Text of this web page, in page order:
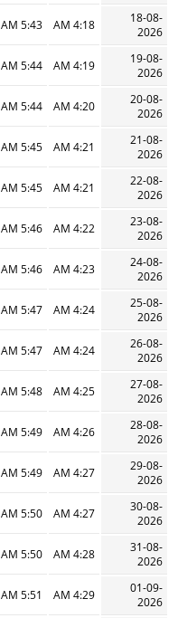
18-08-
2026
4:18 AM
5:43 AM
19-08-
2026
4:19 AM
5:44 AM
20-08-
2026
4:20 AM
5:44 AM
21-08-
2026
4:21 AM
5:45 AM
22-08-
2026
4:21 AM
5:45 AM
23-08-
2026
4:22 AM
5:46 AM
24-08-
2026
4:23 AM
5:46 AM
25-08-
2026
4:24 AM
5:47 AM
26-08-
2026
4:24 AM
5:47 AM
27-08-
2026
4:25 AM
5:48 AM
28-08-
2026
4:26 AM
5:49 AM
29-08-
2026
4:27 AM
5:49 AM
30-08-
2026
4:27 AM
5:50 AM
31-08-
2026
4:28 AM
5:50 AM
01-09-
2026
4:29 AM
5:51 AM